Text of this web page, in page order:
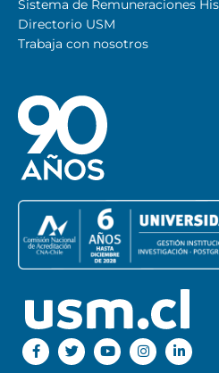
Sistema de Remuneraciones
Directorio USM
Trabaja con nosotros